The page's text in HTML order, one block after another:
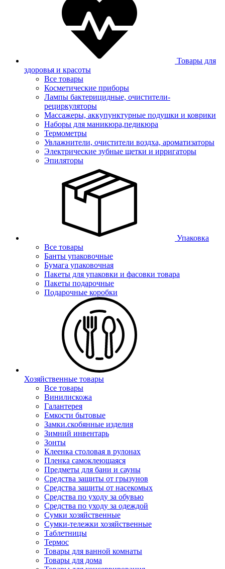
Товары для
здоровья и красоты
Все товары
Косметические приборы
Лампы бактерицидные, очистители-
рециркуляторы
Массажеры, аккупунктурные подушки и коврики
Наборы для маникюра,педикюра
Термометры
Увлажнители, очистители воздха, ароматизаторы
Электрические зубные щетки и ирригаторы
Эпиляторы
Упаковка
Все товары
Банты упаковочные
Бумага упаковочная
Пакеты для упаковки и фасовки товара
Пакеты подарочные
Подарочные коробки
Хозяйственные товары
Все товары
Винилискожа
Галантерея
Емкости бытовые
Замки.скобянные изделия
Зимний инвентарь
Зонты
Клеенка столовая в рулонах
Пленка самоклеющаяся
Предметы для бани и сауны
Средства защиты от грызунов
Средства защиты от насекомых
Средства по уходу за обувью
Средства по уходу за одеждой
Сумки хозяйственные
Сумки-тележки хозяйственные
Таблетницы
Термос
Товары для ванной комнаты
Товары для дома